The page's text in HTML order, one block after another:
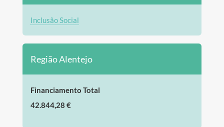
Inclusão Social
Região Alentejo
Financiamento Total
42.844,28 €